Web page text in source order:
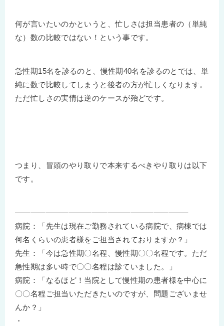
何が言いたいのかというと、忙しさは担当患者の（単純
な）数の比較ではない！という事です。
急性期15名を診るのと、慢性期40名を診るのとでは、単
純に数で比較してしまうと後者の方が忙しくなります。
ただ忙しさの実情は逆のケースが殆どです。
つまり、冒頭のやり取りで本来するべきやり取りは以下
です。
——————————————————————–
病院：「先生は現在ご勤務されている病院で、病棟では
何名くらいの患者様をご担当されておりますか？」
先生：「今は急性期〇名程、慢性期〇〇名程です。ただ
急性期は多い時で〇〇名程は診ていました。」
病院：「なるほど！当院として慢性期の患者様を中心に
〇〇名程ご担当いただきたいのですが、問題ございませ
んか？」
・